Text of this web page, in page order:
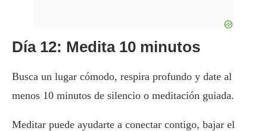
Día 12: Medita 10 minutos
Busca un lugar cómodo, respira profundo y date al
menos 10 minutos de silencio o meditación guiada.
Meditar puede ayudarte a conectar contigo, bajar el